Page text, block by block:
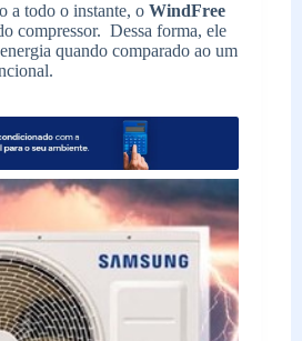
a todo o instante, o WindFree
compressor. Dessa forma, ele
quando comparado ao um